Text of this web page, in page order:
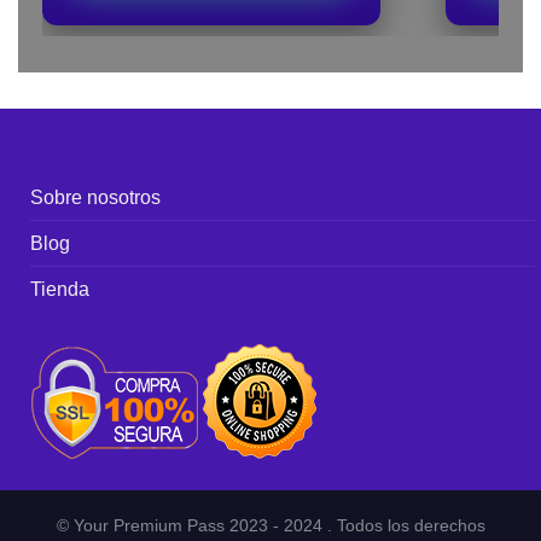
Sobre nosotros
Blog
Tienda
© Your Premium Pass 2023 - 2024 . Todos los derechos